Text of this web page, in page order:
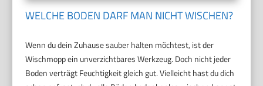
WELCHE BODEN DARF MAN NICHT WISCHEN?
Wenn du dein Zuhause sauber halten möchtest, ist der
Wischmopp ein unverzichtbares Werkzeug. Doch nicht jeder
Boden verträgt Feuchtigkeit gleich gut. Vielleicht hast du dich